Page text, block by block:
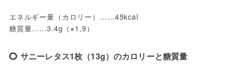
エネルギー量（カロリー）……45kcal
糖質量……3.4g（※1,9）
サニーレタス1枚（13g）のカロリーと糖質量